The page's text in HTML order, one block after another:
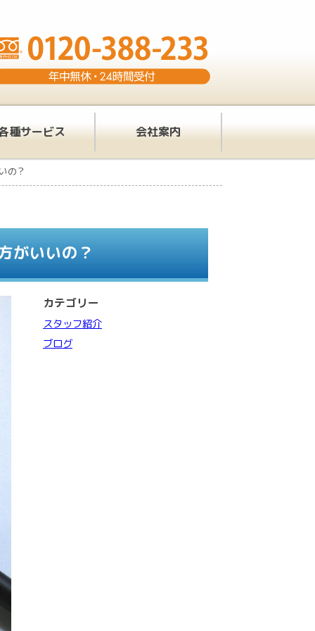
種サービス 会社案内
の？
がいいの？
カテゴリー
スタッフ紹介
ブログ